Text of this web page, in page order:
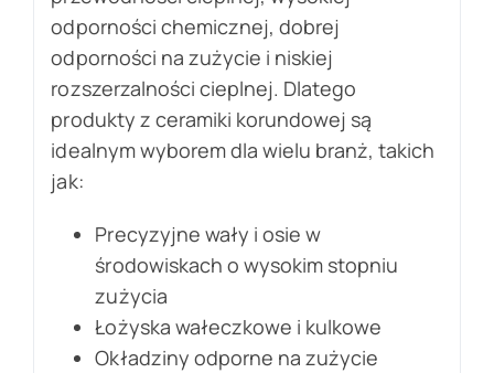
odporności chemicznej, dobrej
odporności na zużycie i niskiej
rozszerzalności cieplnej. Dlatego
produkty z ceramiki korundowej są
idealnym wyborem dla wielu branż, takich
jak:
Precyzyjne wały i osie w
środowiskach o wysokim stopniu
zużycia
Łożyska wałeczkowe i kulkowe
Okładziny odporne na zużycie